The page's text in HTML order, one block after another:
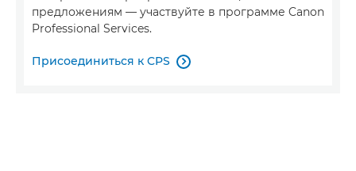
предложениям — участвуйте в программе Canon
Professional Services.
Присоединиться к CPS 